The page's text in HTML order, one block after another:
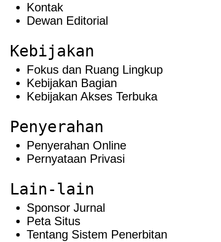
Kontak
Dewan Editorial
Kebijakan
Fokus dan Ruang Lingkup
Kebijakan Bagian
Kebijakan Akses Terbuka
Penyerahan
Penyerahan Online
Pernyataan Privasi
Lain-lain
Sponsor Jurnal
Peta Situs
Tentang Sistem Penerbitan